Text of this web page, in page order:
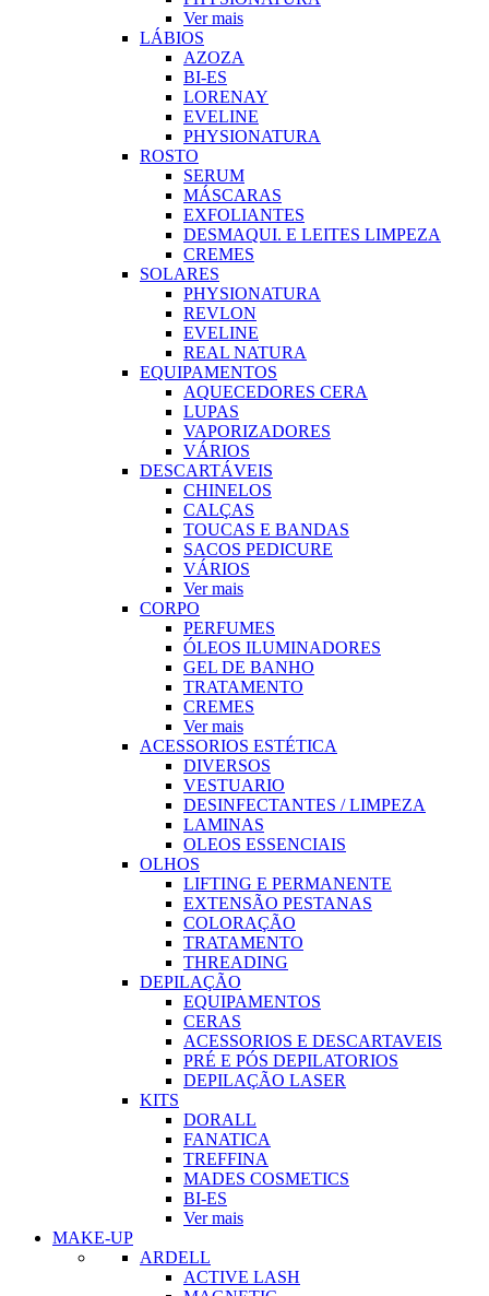
Ver mais
LÁBIOS
AZOZA
BI-ES
LORENAY
EVELINE
PHYSIONATURA
ROSTO
SERUM
MÁSCARAS
EXFOLIANTES
DESMAQUI. E LEITES LIMPEZA
CREMES
SOLARES
PHYSIONATURA
REVLON
EVELINE
REAL NATURA
EQUIPAMENTOS
AQUECEDORES CERA
LUPAS
VAPORIZADORES
VÁRIOS
DESCARTÁVEIS
CHINELOS
CALÇAS
TOUCAS E BANDAS
SACOS PEDICURE
VÁRIOS
Ver mais
CORPO
PERFUMES
ÓLEOS ILUMINADORES
GEL DE BANHO
TRATAMENTO
CREMES
Ver mais
ACESSORIOS ESTÉTICA
DIVERSOS
VESTUARIO
DESINFECTANTES / LIMPEZA
LAMINAS
OLEOS ESSENCIAIS
OLHOS
LIFTING E PERMANENTE
EXTENSÃO PESTANAS
COLORAÇÃO
TRATAMENTO
THREADING
DEPILAÇÃO
EQUIPAMENTOS
CERAS
ACESSORIOS E DESCARTAVEIS
PRÉ E PÓS DEPILATORIOS
DEPILAÇÃO LASER
KITS
DORALL
FANATICA
TREFFINA
MADES COSMETICS
BI-ES
Ver mais
MAKE-UP
ARDELL
ACTIVE LASH